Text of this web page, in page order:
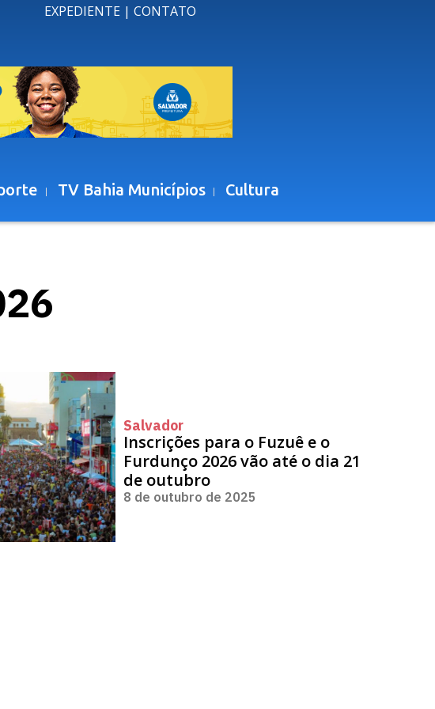
EXPEDIENTE | CONTATO
TV Bahia Municípios Cultura
Salvador
Inscrições para o Fuzuê e o
Furdunço 2026 vão até o dia 21
de outubro
8 de outubro de 2025